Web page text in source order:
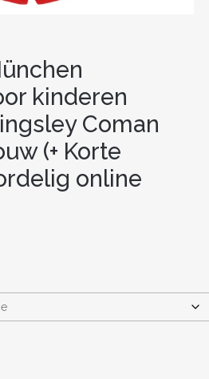
kinderen
Coman
(+ Korte
online